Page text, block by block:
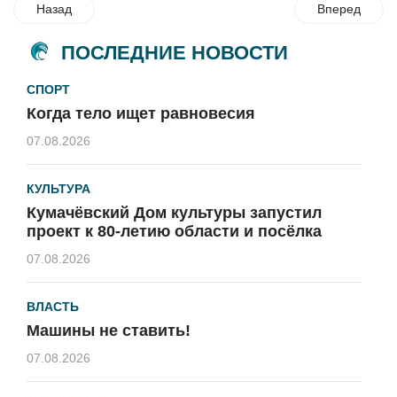
Назад Вперед
ПОСЛЕДНИЕ НОВОСТИ
СПОРТ
Когда тело ищет равновесия
07.08.2026
КУЛЬТУРА
Кумачёвский Дом культуры запустил
проект к 80-летию области и посёлка
07.08.2026
ВЛАСТЬ
Машины не ставить!
07.08.2026